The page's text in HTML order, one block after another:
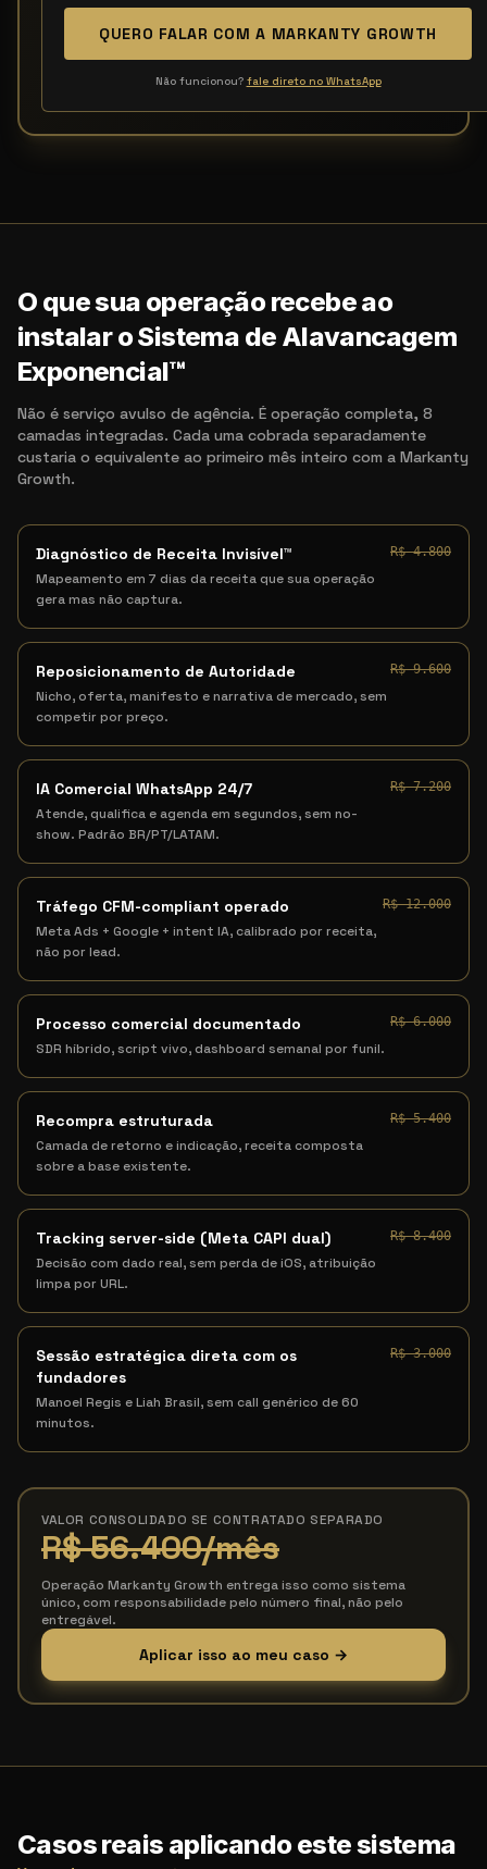
QUERO FALAR COM A MARKANTY GROWTH
Não funcionou? fale direto no WhatsApp
O que sua operação recebe ao
instalar o Sistema de Alavancagem
Exponencial™
Não é serviço avulso de agência. É operação completa, 8
camadas integradas. Cada uma cobrada separadamente
custaria o equivalente ao primeiro mês inteiro com a Markanty
Growth.
Diagnóstico de Receita Invisível™
Mapeamento em 7 dias da receita que sua operação
gera mas não captura.
R$ 4.800
Reposicionamento de Autoridade
Nicho, oferta, manifesto e narrativa de mercado, sem
competir por preço.
R$ 9.600
IA Comercial WhatsApp 24/7
Atende, qualifica e agenda em segundos, sem no-
show. Padrão BR/PT/LATAM.
R$ 7.200
Tráfego CFM-compliant operado
Meta Ads + Google + intent IA, calibrado por receita,
não por lead.
R$ 12.000
Processo comercial documentado
SDR híbrido, script vivo, dashboard semanal por funil.
R$ 6.000
Recompra estruturada
Camada de retorno e indicação, receita composta
sobre a base existente.
R$ 5.400
Tracking server-side (Meta CAPI dual)
Decisão com dado real, sem perda de iOS, atribuição
limpa por URL.
R$ 8.400
Sessão estratégica direta com os
fundadores
Manoel Regis e Liah Brasil, sem call genérico de 60
minutos.
R$ 3.000
VALOR CONSOLIDADO SE CONTRATADO SEPARADO
R$ 56.400/mês
Operação Markanty Growth entrega isso como sistema
único, com responsabilidade pelo número final, não pelo
entregável.
Aplicar isso ao meu caso →
Casos reais aplicando este sistema